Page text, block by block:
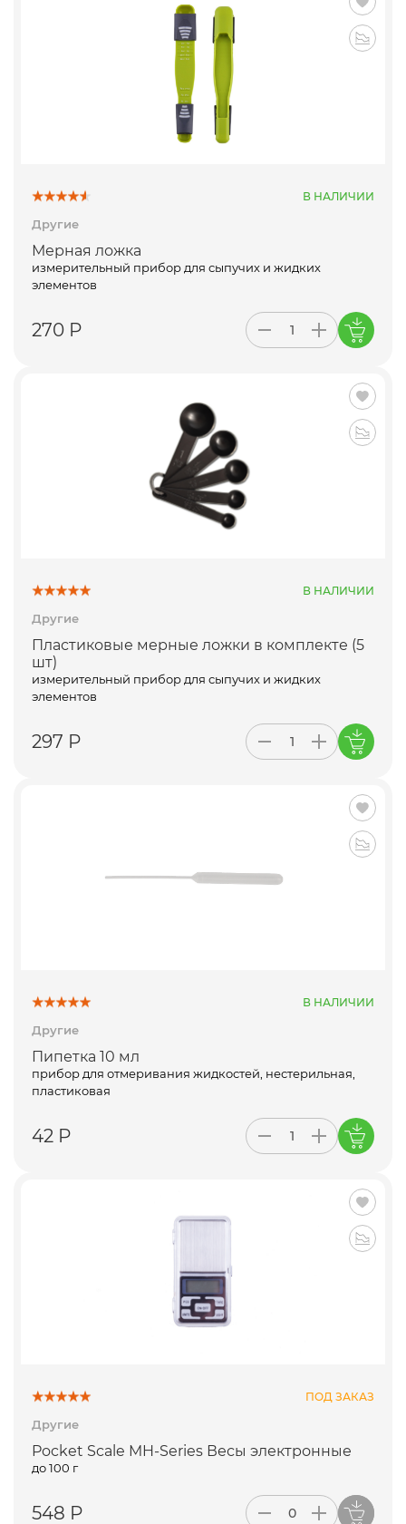
В НАЛИЧИИ
Другие
Мерная ложка
измерительный прибор для сыпучих и жидких
элементов
270 Р
В НАЛИЧИИ
Другие
Пластиковые мерные ложки в комплекте (5
шт)
измерительный прибор для сыпучих и жидких
элементов
297 Р
В НАЛИЧИИ
Другие
Пипетка 10 мл
прибор для отмеривания жидкостей, нестерильная,
пластиковая
42 Р
ПОД ЗАКАЗ
Другие
Pocket Scale MH-Series Весы электронные
до 100 г
548 Р